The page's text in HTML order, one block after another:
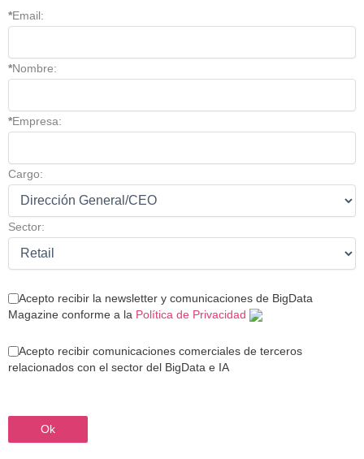
*Email:
*Nombre:
*Empresa:
Cargo:
Sector:
Acepto recibir la newsletter y comunicaciones de BigData
Magazine conforme a la Política de Privacidad
Acepto recibir comunicaciones comerciales de terceros
relacionados con el sector del BigData e IA